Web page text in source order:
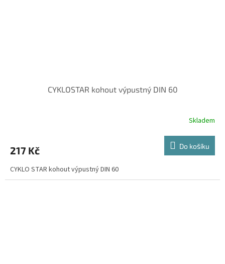
CYKLOSTAR kohout výpustný DIN 60
Skladem
217 Kč Do košíku
CYKLO STAR kohout výpustný DIN 60